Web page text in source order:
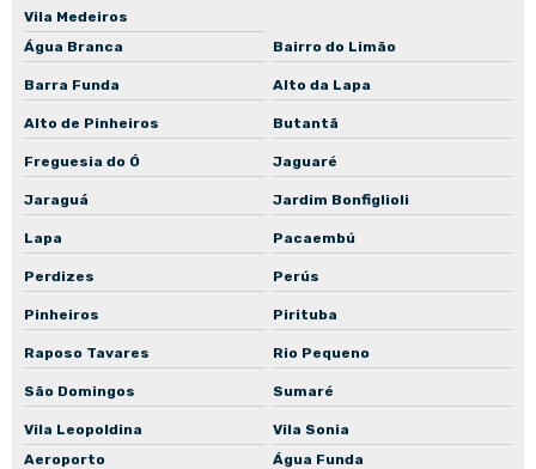
Manutenção preventiva de bomba de engrenagem
Manutenção preventiva de bomba de incêndio
Manutenção preventiva de bomba para piscina
Manutenção preventiva de bomba para poço
Manutenção preventiva de bomba para poço artesiano
Manutenção preventiva de bomba in-line
Manutenção corretiva de bomba mancalizada
Manutenção corretiva de bomba normalizada
Manutenção preventiva de motoredutor
Vila Medeiros
Água Branca
Bairro do Limão
Barra Funda Alto da Lapa
Alto de Pinheiros Butantã
Freguesia do Ó Jaguaré
Jaraguá Jardim Bonfiglioli
Lapa Pacaembú
Perdizes Perús
Pinheiros Pirituba
Raposo Tavares Rio Pequeno
São Domingos Sumaré
Vila Leopoldina
Vila Sonia
Aeroporto
Água Funda